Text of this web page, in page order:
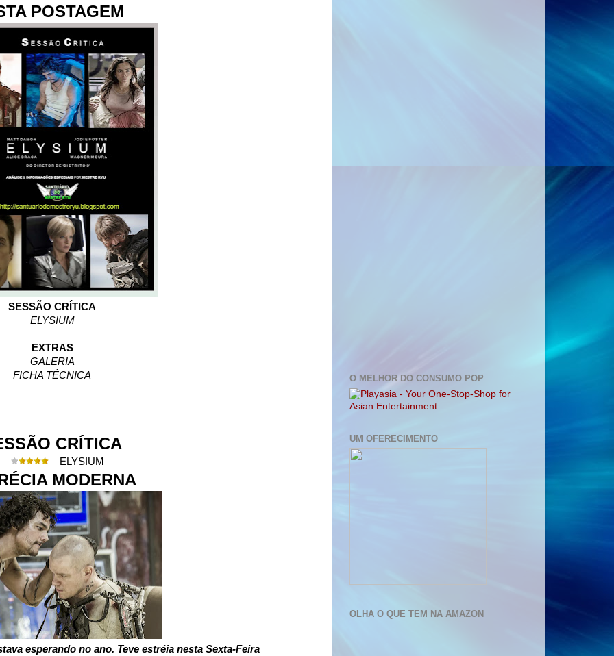
POSTAGEM
SESSÃO CRÍTICA
ELYSIUM
EXTRAS
GALERIA
FICHA TÉCNICA
CRÍTICA
ELYSIUM
MODERNA
esperando no ano. Teve estréia nesta Sexta-Feira
O MELHOR DO CONSUMO POP
UM OFERECIMENTO
OLHA O QUE TEM NA AMAZON